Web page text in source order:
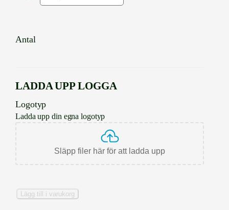
Antal
LADDA UPP LOGGA
Logotyp
Ladda upp din egna logotyp
Släpp filer här för att ladda upp
Lägg till i varukorg